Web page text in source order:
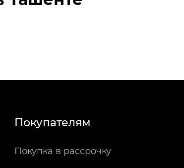
Покупателям
Покупка в рассрочку